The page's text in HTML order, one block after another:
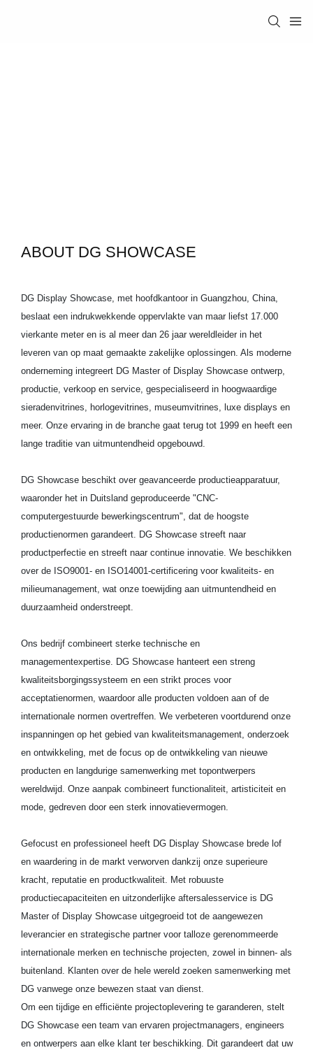
ABOUT DG SHOWCASE
DG Display Showcase, met hoofdkantoor in Guangzhou, China,
beslaat een indrukwekkende oppervlakte van maar liefst 17.000
vierkante meter en is al meer dan 26 jaar wereldleider in het
leveren van op maat gemaakte zakelijke oplossingen. Als moderne
onderneming integreert DG Master of Display Showcase ontwerp,
productie, verkoop en service, gespecialiseerd in hoogwaardige
sieradenvitrines, horlogevitrines, museumvitrines, luxe displays en
meer. Onze ervaring in de branche gaat terug tot 1999 en heeft een
lange traditie van uitmuntendheid opgebouwd.
DG Showcase beschikt over geavanceerde productieapparatuur,
waaronder het in Duitsland geproduceerde "CNC-
computergestuurde bewerkingscentrum", dat de hoogste
productienormen garandeert. DG Showcase streeft naar
productperfectie en streeft naar continue innovatie. We beschikken
over de ISO9001- en ISO14001-certificering voor kwaliteits- en
milieumanagement, wat onze toewijding aan uitmuntendheid en
duurzaamheid onderstreept.
Ons bedrijf combineert sterke technische en
managementexpertise. DG Showcase hanteert een streng
kwaliteitsborgingssysteem en een strikt proces voor
acceptatienormen, waardoor alle producten voldoen aan of de
internationale normen overtreffen. We verbeteren voortdurend onze
inspanningen op het gebied van kwaliteitsmanagement, onderzoek
en ontwikkeling, met de focus op de ontwikkeling van nieuwe
producten en langdurige samenwerking met topontwerpers
wereldwijd. Onze aanpak combineert functionaliteit, artisticiteit en
mode, gedreven door een sterk innovatievermogen.
Gefocust en professioneel heeft DG Display Showcase brede lof
en waardering in de markt verworven dankzij onze superieure
kracht, reputatie en productkwaliteit. Met robuuste
productiecapaciteiten en uitzonderlijke aftersalesservice is DG
Master of Display Showcase uitgegroeid tot de aangewezen
leverancier en strategische partner voor talloze gerenommeerde
internationale merken en technische projecten, zowel in binnen- als
buitenland. Klanten over de hele wereld zoeken samenwerking met
DG vanwege onze bewezen staat van dienst.
Om een ​​tijdige en efficiënte projectoplevering te garanderen, stelt
DG Showcase een team van ervaren projectmanagers, engineers
en ontwerpers aan elke klant ter beschikking. Dit garandeert dat uw